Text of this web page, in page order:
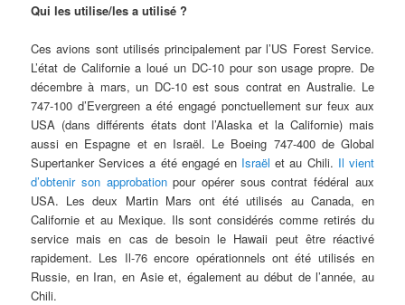
Qui les utilise/les a utilisé ?
Ces avions sont utilisés principalement par l’US Forest Service.
L’état de Californie a loué un DC-10 pour son usage propre. De
décembre à mars, un DC-10 est sous contrat en Australie. Le
747-100 d’Evergreen a été engagé ponctuellement sur feux aux
USA (dans différents états dont l’Alaska et la Californie) mais
aussi en Espagne et en Israël. Le Boeing 747-400 de Global
Supertanker Services a été engagé en Israël et au Chili. Il vient
d’obtenir son approbationpour opérer sous contrat fédéral aux
USA. Les deux Martin Mars ont été utilisés au Canada, en
Californie et au Mexique. Ils sont considérés comme retirés du
service mais en cas de besoin le Hawaii peut être réactivé
rapidement. Les Il-76 encore opérationnels ont été utilisés en
Russie, en Iran, en Asie et, également au début de l’année, au
Chili.